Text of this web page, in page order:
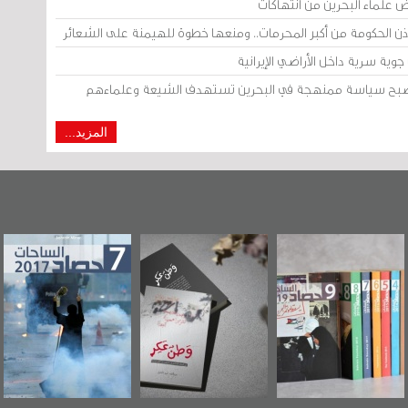
علماء البحرين من انتهاكات
الحكومة من أكبر المحرمات.. ومنعها خطوة للهيمنة على الشعائر
سرية داخل الأراضي الإيرانية
سياسة ممنهجة في البحرين تستهدف الشيعة وعلماءهم
المزيد...
حصاد
2019
«وطن عكر» رواية
جديدة لمعتقل
عسكري تصدر عن
«مرآة البحرين»
حصاد 2017